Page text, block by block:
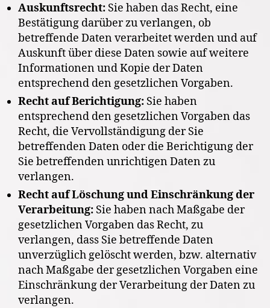
Auskunftsrecht: Sie haben das Recht, eine
Bestätigung darüber zu verlangen, ob
betreffende Daten verarbeitet werden und auf
Auskunft über diese Daten sowie auf weitere
Informationen und Kopie der Daten
entsprechend den gesetzlichen Vorgaben.
Recht auf Berichtigung: Sie haben
entsprechend den gesetzlichen Vorgaben das
Recht, die Vervollständigung der Sie
betreffenden Daten oder die Berichtigung der
Sie betreffenden unrichtigen Daten zu
verlangen.
Recht auf Löschung und Einschränkung der
Verarbeitung: Sie haben nach Maßgabe der
gesetzlichen Vorgaben das Recht, zu
verlangen, dass Sie betreffende Daten
unverzüglich gelöscht werden, bzw. alternativ
nach Maßgabe der gesetzlichen Vorgaben eine
Einschränkung der Verarbeitung der Daten zu
verlangen.